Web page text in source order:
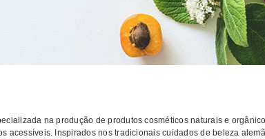
na produção de produtos cosméticos naturais e
acessíveis. Inspirados nos tradicionais cuidados de beleza